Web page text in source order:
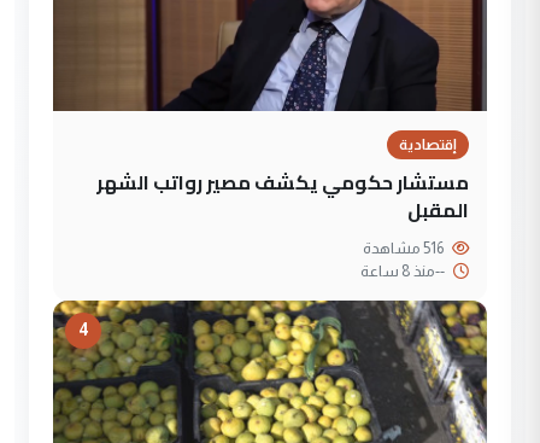
إقتصادية
مستشار حكومي يكشف مصير رواتب الشهر
المقبل
--منذ 8 ساعة
4